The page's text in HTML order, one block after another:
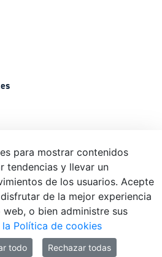
de Donostia / San Sebastián
Sebastián
para mostrar contenidos
tendencias y llevar un
de los usuarios. Acepte
de la mejor experiencia
o bien administre sus
la Política de cookies
todo Rechazar todas